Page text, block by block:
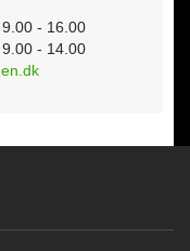
9.00 - 16.00
9.00 - 14.00